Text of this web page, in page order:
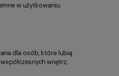
w użytkowaniu.
dla osób, które lubią
wnętrz,